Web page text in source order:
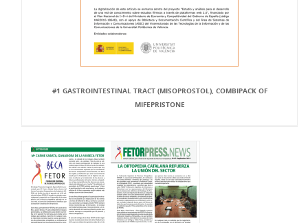
#1 GASTROINTESTINAL TRACT (MISOPROSTOL), COMBIPACK OF
MIFEPRISTONE